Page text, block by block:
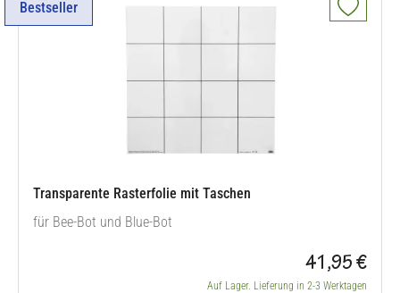
Bestseller
Transparente Rasterfolie mit Taschen
für Bee-Bot und Blue-Bot
41,95 €
Auf Lager. Lieferung in 2-3 Werktagen